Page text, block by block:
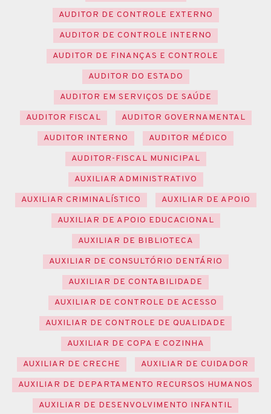
AUDITOR DE CONTROLE EXTERNO
AUDITOR DE CONTROLE INTERNO
AUDITOR DE FINANÇAS E CONTROLE
AUDITOR DO ESTADO
AUDITOR EM SERVIÇOS DE SAÚDE
AUDITOR FISCAL
AUDITOR GOVERNAMENTAL
AUDITOR INTERNO
AUDITOR MÉDICO
AUDITOR-FISCAL MUNICIPAL
AUXILIAR ADMINISTRATIVO
AUXILIAR CRIMINALÍSTICO
AUXILIAR DE APOIO
AUXILIAR DE APOIO EDUCACIONAL
AUXILIAR DE BIBLIOTECA
AUXILIAR DE CONSULTÓRIO DENTÁRIO
AUXILIAR DE CONTABILIDADE
AUXILIAR DE CONTROLE DE ACESSO
AUXILIAR DE CONTROLE DE QUALIDADE
AUXILIAR DE COPA E COZINHA
AUXILIAR DE CRECHE
AUXILIAR DE CUIDADOR
AUXILIAR DE DEPARTAMENTO RECURSOS HUMANOS
AUXILIAR DE DESENVOLVIMENTO INFANTIL